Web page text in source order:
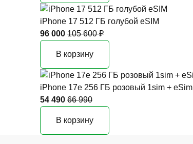
iPhone 17 512 ГБ голубой eSIM
96 000 105 600 ₽
В корзину
iPhone 17e 256 ГБ розовый 1sim + eSim
54 490 66 990
В корзину